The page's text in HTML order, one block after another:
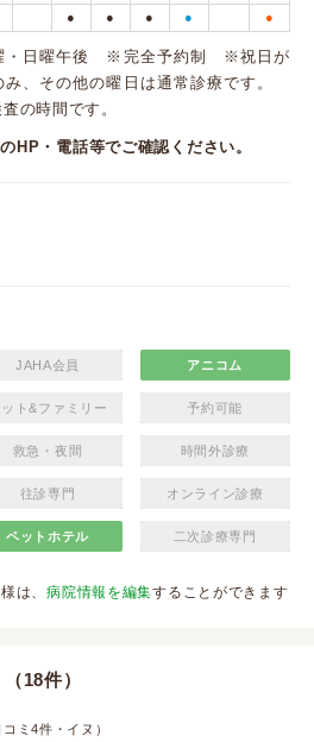
● ● ● ● ●
・日曜午後 ※完全予約制 ※祝日が
み、その他の曜日は通常診療です。
の時間です。
HP・電話等でご確認ください。
JAHA会員 アニコム
ト&ファミリー 予約可能
救急・夜間 時間外診療
往診専門 オンライン診療
ペットホテル 二次診療専門
は、病院情報を編集することができます
18件）
ミ4件・イヌ）